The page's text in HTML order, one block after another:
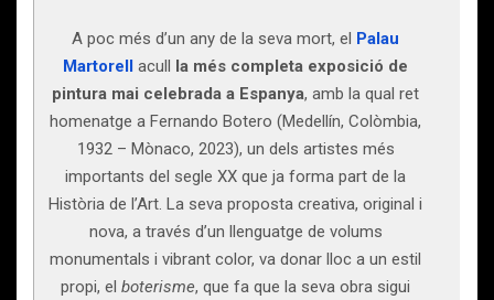
A poc més d’un any de la seva mort, el Palau
Martorell acull la més completa exposició de
pintura mai celebrada a Espanya, amb la qual ret
homenatge a Fernando Botero (Medellín, Colòmbia,
1932 – Mònaco, 2023), un dels artistes més
importants del segle XX que ja forma part de la
Història de l’Art. La seva proposta creativa, original i
nova, a través d’un llenguatge de volums
monumentals i vibrant color, va donar lloc a un estil
propi, el boterisme, que fa que la seva obra sigui